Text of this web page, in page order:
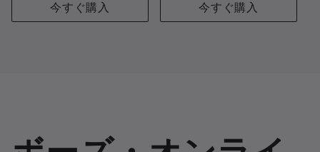
今すぐ購入 今すぐ購入